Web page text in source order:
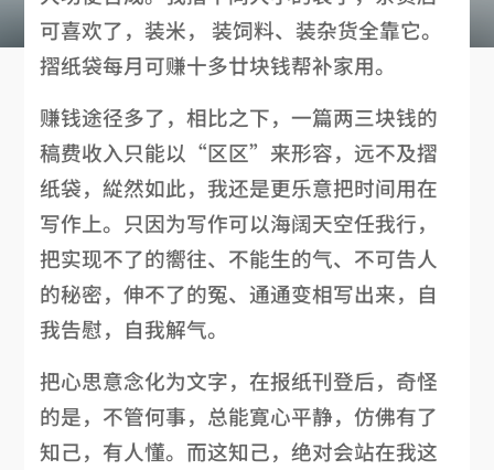
可喜欢了，装米， 装饲料、装杂货全靠它。
摺纸袋每月可赚十多廿块钱帮补家用。
赚钱途径多了，相比之下，一篇两三块钱的
稿费收入只能以“区区”来形容，远不及摺
纸袋，緃然如此，我还是更乐意把时间用在
写作上。只因为写作可以海阔天空任我行，
把实现不了的嚮往、不能生的气、不可告人
的秘密，伸不了的冤、通通变相写出来，自
我告慰，自我解气。
把心思意念化为文字，在报纸刊登后，奇怪
的是，不管何事，总能寛心平静，仿佛有了
知己，有人懂。而这知己，绝对会站在我这